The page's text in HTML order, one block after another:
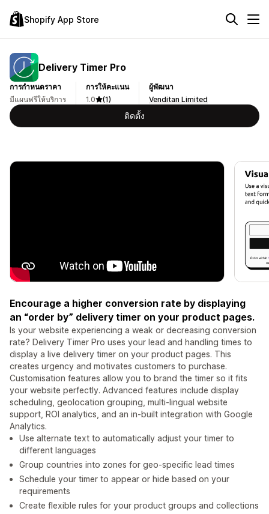
Shopify App Store
Delivery Timer Pro
การกำหนดราคา
มีแผนฟรีให้บริการ
การให้คะแนน
1.0
(1)
ผู้พัฒนา
Venditan Limited
ติดตั้ง
Encourage a higher conversion rate by displaying
an “order by” delivery timer on your product pages.
Is your website experiencing a weak or decreasing conversion
rate? Delivery Timer Pro uses your lead and handling times to
display a live delivery timer on your product pages. This
creates urgency and motivates customers to purchase.
Customisation features allow you to brand the timer so it fits
your website perfectly. Advanced features include display
scheduling, geolocation grouping, multi-lingual website
support, ROI analytics, and an in-built integration with Google
Analytics.
Use alternate text to automatically adjust your timer to
different languages
Group countries into zones for geo-specific lead times
Schedule your timer to appear or hide based on your
requirements
Create flexible rules for your product groups and collections